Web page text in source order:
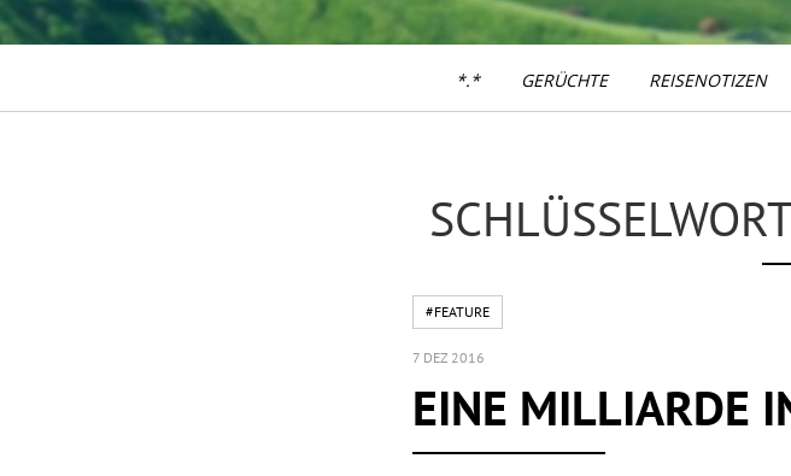
*.* GERÜCHTE REISENOTIZEN
#FEATURE
7 DEZ 2016
EINE MILLIARDE